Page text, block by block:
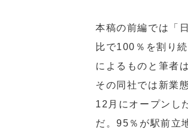
本稿の前編では「
比で100％を割り
によるものと筆者
その同社では新業
12月にオープンし
だ。95％が駅前立